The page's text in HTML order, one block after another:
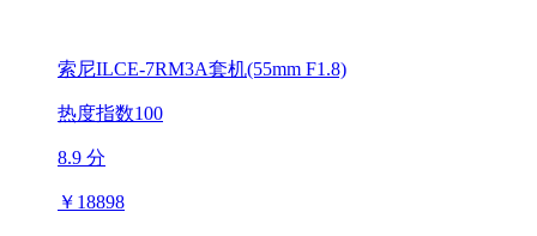
索尼ILCE-7RM3A套机(55mm F1.8)
热度指数100
8.9 分
￥ 18898